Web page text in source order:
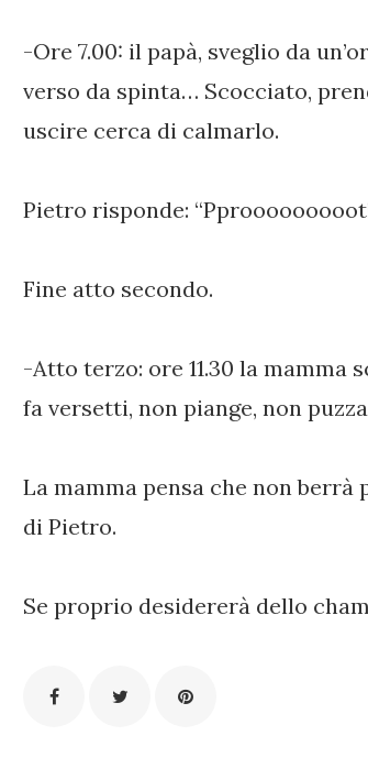
-Ore 7.00: il papà, sveglio da
verso da spinta… Scocciato,
uscire cerca di calmarlo.
Pietro risponde:
Fine atto secondo.
-Atto terzo: ore 11.30 la mamma
fa versetti, non piange, non
La mamma pensa che non
di Pietro.
Se proprio desidererà dello